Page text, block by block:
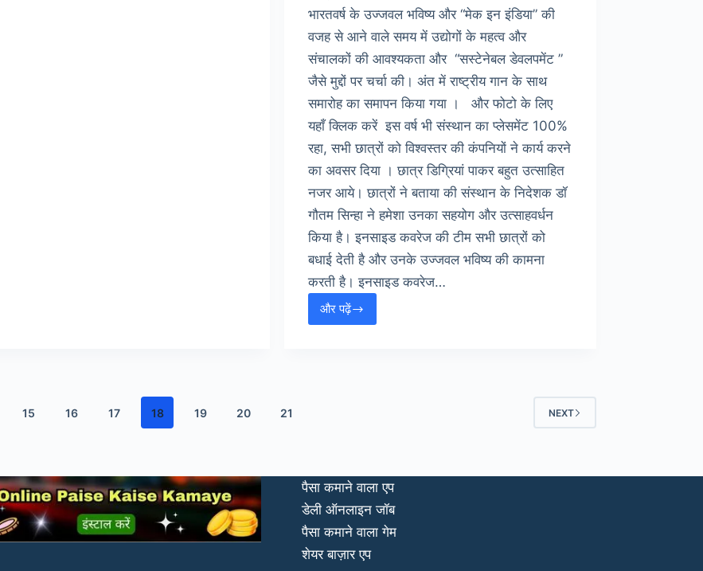
भारतवर्ष के उज्जवल भविष्य और “मेक इन इंडिया” की
वजह से आने वाले समय में उद्योगों के महत्व और
संचालकों की आवश्यकता और “सस्टेनेबल डेवलपमेंट ”
जैसे मुद्दों पर चर्चा की। अंत में राष्ट्रीय गान के साथ
समारोह का समापन किया गया । और फोटो के लिए
यहाँ क्लिक करें इस वर्ष भी संस्थान का प्लेसमेंट 100%
रहा, सभी छात्रों को विश्वस्तर की कंपनियों ने कार्य करने
का अवसर दिया । छात्र डिग्रियां पाकर बहुत उत्साहित
नजर आये। छात्रों ने बताया की संस्थान के निदेशक डॉ
गौतम सिन्हा ने हमेशा उनका सहयोग और उत्साहवर्धन
किया है। इनसाइड कवरेज की टीम सभी छात्रों को
बधाई देती है और उनके उज्जवल भविष्य की कामना
करती है। इनसाइड कवरेज…
और पढ़ें
IIM
15 16 17 18 19 20 21 NEXT
पैसा कमाने वाला एप
डेली ऑनलाइन जॉब
पैसा कमाने वाला गेम
शेयर बाज़ार एप